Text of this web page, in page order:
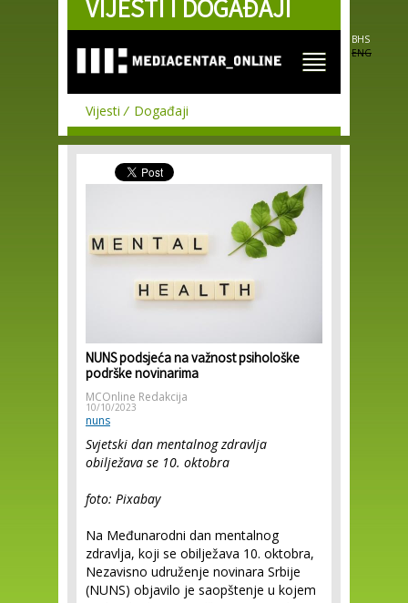
Skip to
main
VIJESTI I DOGAĐAJI
BHS
ENG
Vijesti Događaji
NUNS podsjeća na važnost psihološke
podrške novinarima
MCOnline Redakcija
10/10/2023
nuns
Svjetski dan mentalnog zdravlja
obilježava se 10. oktobra
foto: Pixabay
Na Međunarodni dan mentalnog
zdravlja, koji se obilježava 10. oktobra,
Nezavisno udruženje novinara Srbije
(NUNS) objavilo je saopštenje u kojem